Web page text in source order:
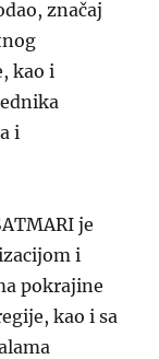
značaj
kao i
i
je
i
pokrajine
kao i sa